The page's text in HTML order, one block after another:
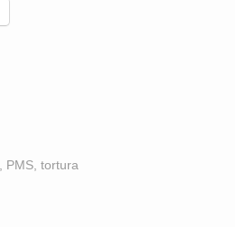
PMS tortura